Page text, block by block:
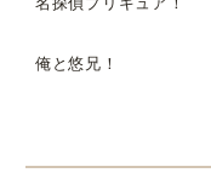
俺と悠兄！